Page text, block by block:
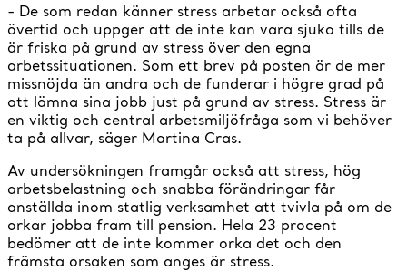
- De som redan känner stress arbetar också ofta
övertid och uppger att de inte kan vara sjuka tills de
är friska på grund av stress över den egna
arbetssituationen. Som ett brev på posten är de mer
missnöjda än andra och de funderar i högre grad på
att lämna sina jobb just på grund av stress. Stress är
en viktig och central arbetsmiljöfråga som vi behöver
ta på allvar, säger Martina Cras.
Av undersökningen framgår också att stress, hög
arbetsbelastning och snabba förändringar får
anställda inom statlig verksamhet att tvivla på om de
orkar jobba fram till pension. Hela 23 procent
bedömer att de inte kommer orka det och den
främsta orsaken som anges är stress.